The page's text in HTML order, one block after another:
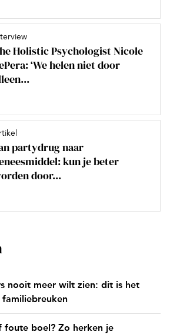
Holistic Psychologist Nicole
‘We helen niet door
partydrug naar
kun je beter
door...
nooit meer wilt zien: dit is het
foute boel? Zo herken je